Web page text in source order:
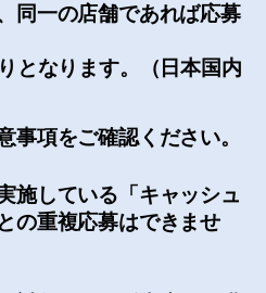
同一の店舗であれば応募
となります。（日本国内
事項をご確認ください。
施している「キャッシュ
の重複応募はできませ